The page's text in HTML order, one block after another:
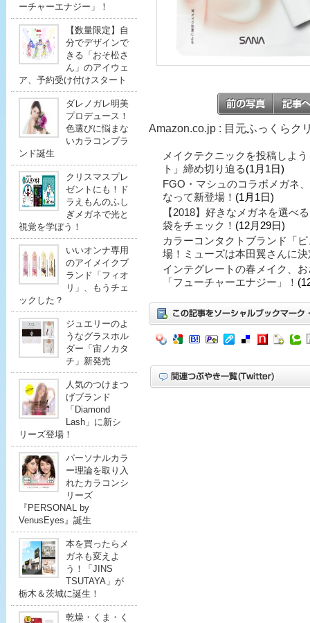
ーチャーエナジー」！
【数量限定】自
分でデザインで
きる「おそ松さ
ん」のアイウェ
ア、予約受け付けスタート
ダレノガレ明美
プロデュース！
色選びに悩まな
いカラコンブラ
ンド誕生
クリスマスプレ
ゼントにも！ド
ラえもんのふし
ぎメガネで光と
視覚を学ぼう！
いいオンナ専用
のアイメイクブ
ランド「フィオ
リ」、もうチェ
ックした？
ジュエリーのよ
うなグラスホル
ダー「宙ノカタ
チ」新発売
人気のつけまつ
げブランド
「Diamond
Lash」に新シ
リーズ登場！
パーソナルカラ
ー理論を取り入
れたカラコンシ
リーズ
『PERSONAL by
VenusEyes』誕生
本を買ったらメ
ガネも変えよ
う！「JINS
TSUTAYA」が
栃木＆茨城に誕生！
乾燥・くま・く
Amazon.co.jp : 目元ふっくらク
メイクテクニックを投稿しよ
ト」締め切り迫る(1月1日)
FGO・マシュのコラボメガネ
なって新登場！ (1月1日)
【2018】好きなメガネを選べ
袋をチェック！ (12月29日)
カラーコンタクトブランド「
場！ミューズは本田翼さんに決
インテグレートの春メイク、
「フューチャーエナジー」！